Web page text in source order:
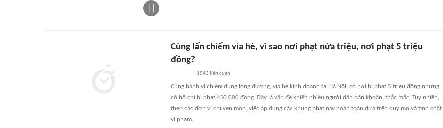
Cùng lấn chiếm vỉa hè, vì sao nơi phạt nửa triệu, nơi phạt 5 triệu
đồng?
1543 liên quan
Cùng hành vi chiếm dụng lòng đường, vỉa hè kinh doanh tại Hà Nội, có nơi bị phạt 5 triệu đồng nhưng
có hộ chỉ bị phạt 450.000 đồng. Đây là vấn đề khiến nhiều người dân băn khoăn, thắc mắc. Tuy nhiên,
theo các đơn vị chuyên môn, việc áp dụng các khung phạt này hoàn toàn dựa trên quy mô và tính chất
vi phạm.